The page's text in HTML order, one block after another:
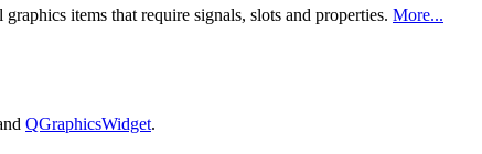
items that require signals, slots and properties. More...
QGraphicsWidget.